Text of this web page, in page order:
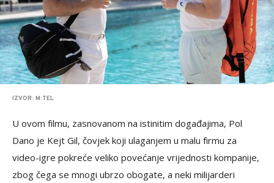
IZVOR: M:TEL
U ovom filmu, zasnovanom na istinitim događajima, Pol
Dano je Kejt Gil, čovjek koji ulaganjem u malu firmu za
video-igre pokreće veliko povećanje vrijednosti kompanije,
zbog čega se mnogi ubrzo obogate, a neki milijarderi